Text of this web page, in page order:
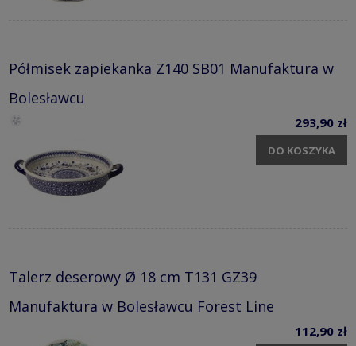
Półmisek zapiekanka Z140 SB01 Manufaktura w
Bolesławcu
293,90 zł
DO KOSZYKA
Talerz deserowy Ø 18 cm T131 GZ39
Manufaktura w Bolesławcu Forest Line
112,90 zł